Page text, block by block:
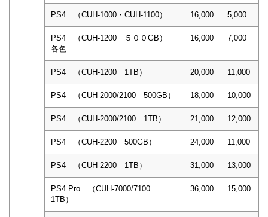
PS4 （CUH-1000・CUH-1100） 16,000 5,000
PS4 （CUH-1200 ５００GB）
各色
16,000 7,000
PS4 （CUH-1200 1TB） 20,000 11,000
PS4 （CUH-2000/2100 500GB） 18,000 10,000
PS4 （CUH-2000/2100 1TB） 21,000 12,000
PS4 （CUH-2200 500GB） 24,000 11,000
PS4 （CUH-2200 1TB） 31,000 13,000
PS4 Pro （CUH-7000/7100
1TB）
36,000 15,000